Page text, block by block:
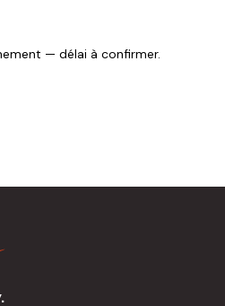
— délai à confirmer.